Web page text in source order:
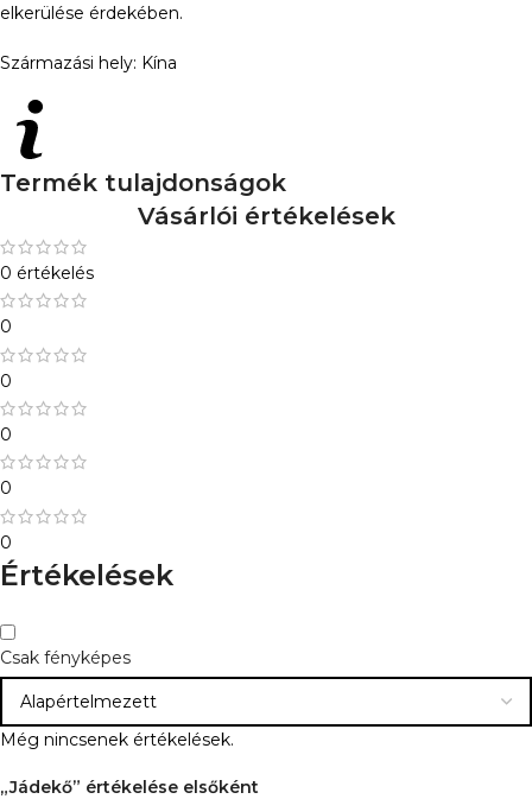
elkerülése érdekében.
Származási hely: Kína
Termék tulajdonságok
Vásárlói értékelések
0 értékelés
0
0
0
0
0
Értékelések
Csak fényképes
Még nincsenek értékelések.
„Jádekő” értékelése elsőként